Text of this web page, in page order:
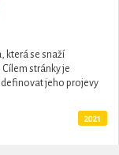
která se snaží
stránky je
jeho projevy
2021